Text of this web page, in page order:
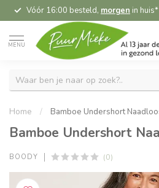
Vóór 16:00 besteld, morgen in huis*
MENU
Home / Bamboe Undershort
Bamboe Undershort
BOODY (0)